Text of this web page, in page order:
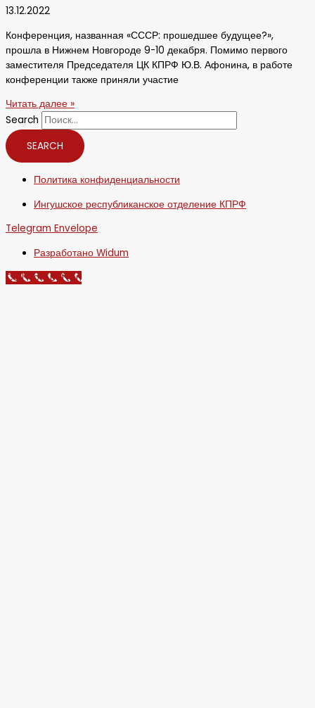
13.12.2022
Конференция, названная «СССР: прошедшее будущее?»,
прошла в Нижнем Новгороде 9-10 декабря. Помимо первого
заместителя Председателя ЦК КПРФ Ю.В. Афонина, в работе
конференции также приняли участие
Читать далее »
Search
SEARCH
Политика конфиденциальности
Ингушское республиканское отделение КПРФ
Telegram Envelope
Разработано Widum
Call Now Button